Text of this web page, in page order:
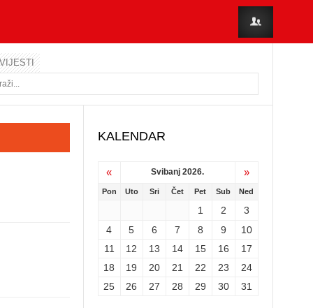
KALENDAR
« Svibanj 2026. »
Pon Uto Sri Čet Pet Sub Ned
1 2
3
4
5 6 7 8 9
10
11
12 13 14 15 16
17
18
19 20 21 22 23
24
25
26 27 28 29 30 31